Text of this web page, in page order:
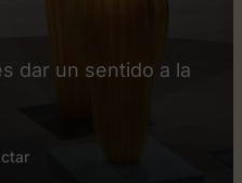
dar un sentido a la